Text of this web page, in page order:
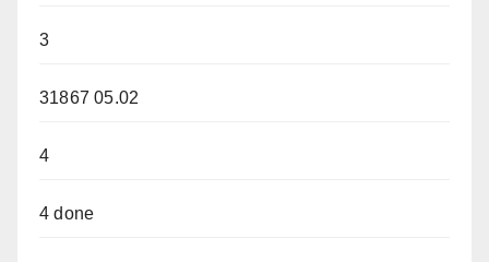
3
31867 05.02
4
4 done